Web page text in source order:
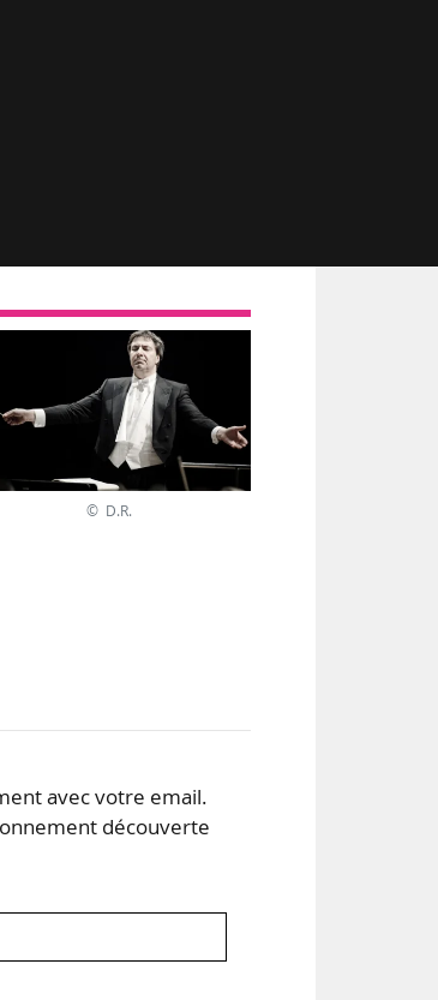
© D.R.
avec votre email.
découverte